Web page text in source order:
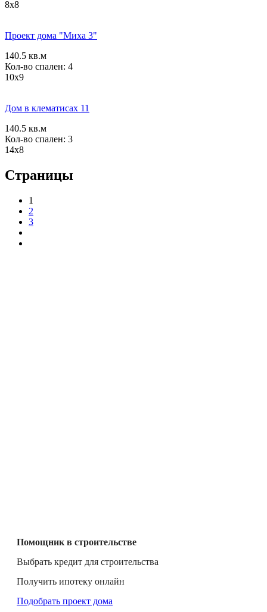
8x8
Проект дома "Миха 3"
140.5 кв.м
Кол-во спален: 4
10x9
Дом в клематисах 11
140.5 кв.м
Кол-во спален: 3
14x8
Страницы
1
2
3
Помощник в строительстве
Выбрать кредит для строительства
Получить ипотеку онлайн
Подобрать проект дома